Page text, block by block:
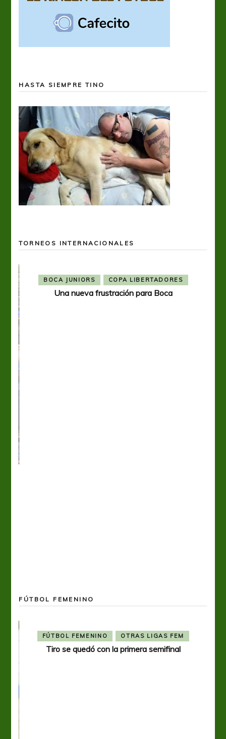
HASTA SIEMPRE TINO
TORNEOS INTERNACIONALES
BOCA JUNIORS COPA LIBERTADORES
Una nueva frustración para Boca
FÚTBOL FEMENINO
FÚTBOL FEMENINO OTRAS LIGAS FEM
Tiro se quedó con la primera semifinal